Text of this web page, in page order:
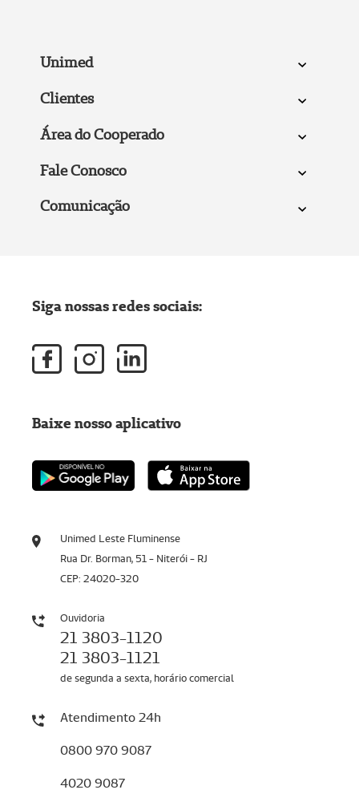
Unimed
Clientes
Área do Cooperado
Fale Conosco
Comunicação
Unimed Leste Fluminense
Rua Dr. Borman, 51 - Niterói - RJ
CEP: 24020-320
Ouvidoria
21 3803-1120
21 3803-1121
de segunda a sexta, horário comercial
Atendimento 24h
0800 970 9087
4020 9087
Siga nossas redes sociais:
Baixe nosso aplicativo